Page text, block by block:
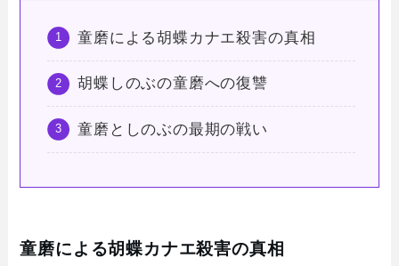
童磨による胡蝶カナエ殺害の真相
胡蝶しのぶの童磨への復讐
童磨としのぶの最期の戦い
童磨による胡蝶カナエ殺害の真相